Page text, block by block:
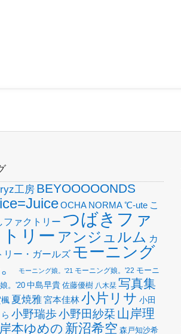
工房 BEYOOOOONDS
OCHA NORMA℃-ute こ
ファクトリー つばきファ
リー アンジュルム カ
リー・ガールズ モーニング
モーニング娘。'21 モーニング娘。'22 モーニ
。'20 中島早貴 佐藤優樹 八木栞 写真集
夏焼雅宮本佳林小片リサ 小田
小野瑞歩小野田紗栞 山岸理
岸本ゆめの 新沼希空 森戸知沙希